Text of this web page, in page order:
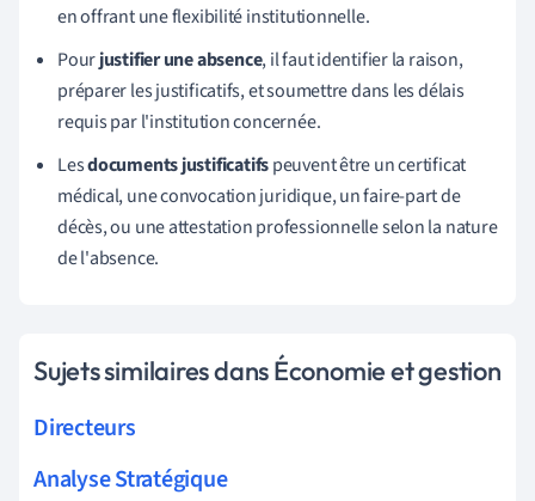
en offrant une flexibilité institutionnelle.
Pourjustifier une absence, il faut identifier la raison,
préparer les justificatifs, et soumettre dans les délais
requis par l'institution concernée.
Lesdocuments justificatifspeuvent être un certificat
médical, une convocation juridique, un faire-part de
décès, ou une attestation professionnelle selon la nature
de l'absence.
Sujets similaires dans Économie et gestion
Directeurs
Analyse Stratégique